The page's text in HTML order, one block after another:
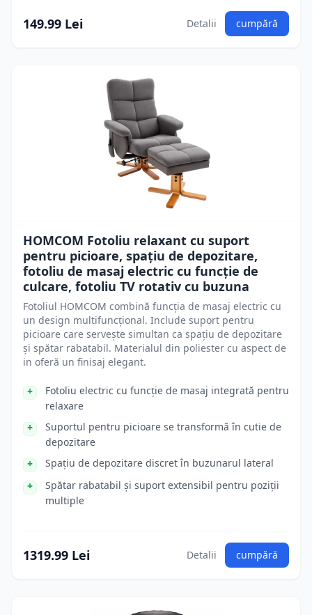
149.99 Lei Detalii cumpără
HOMCOM Fotoliu relaxant cu suport
pentru picioare, spațiu de depozitare,
fotoliu de masaj electric cu funcție de
culcare, fotoliu TV rotativ cu buzuna
Fotoliul HOMCOM combină funcția de masaj electric cu
un design multifuncțional. Include suport pentru
picioare care servește simultan ca spațiu de depozitare
și spătar rabatabil. Materialul din poliester cu aspect de
in oferă un finisaj elegant.
Fotoliu electric cu funcție de masaj integrată pentru
relaxare
Suportul pentru picioare se transformă în cutie de
depozitare
Spațiu de depozitare discret în buzunarul lateral
Spătar rabatabil și suport extensibil pentru poziții
multiple
1319.99 Lei Detalii cumpără